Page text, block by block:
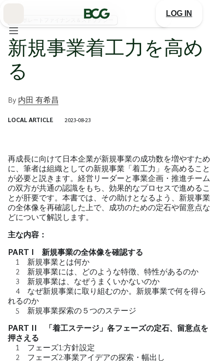
LOG IN
コーポレートファイナンス＆ストラテジー
新規事業着工力を高め
る
By 内田 有希昌
LOCAL ARTICLE 2023-08-23
再成長に向けて日本企業が新規事業の成功数を増やすため
に、筆者は組織としての新規事業「着工力」を高めること
が必要と説きます。経営リーダーと事業企画・推進チーム
の双方が共通の認識をもち、効果的なプロセスで進めるこ
とが肝要です。本書では、その助けとなるよう、新規事業
の全体像を再確認した上で、成功のための定石や留意点な
どについて解説します。
主な内容：
PART I 新規事業の全体像を確認する
1 新規事業とは何か
2 新規事業には、どのような特徴、特性があるのか
3 新規事業は、なぜうまくいかないのか
4 なぜ新規事業に取り組むのか。新規事業で何を得ら
れるのか
5 新規事業探索の５つのステージ
PART II 「着工ステージ」各フェーズの定石、留意点を
押さえる
1 フェーズ1:方針設定
2 フェーズ2:事業アイデアの探索・幅出し